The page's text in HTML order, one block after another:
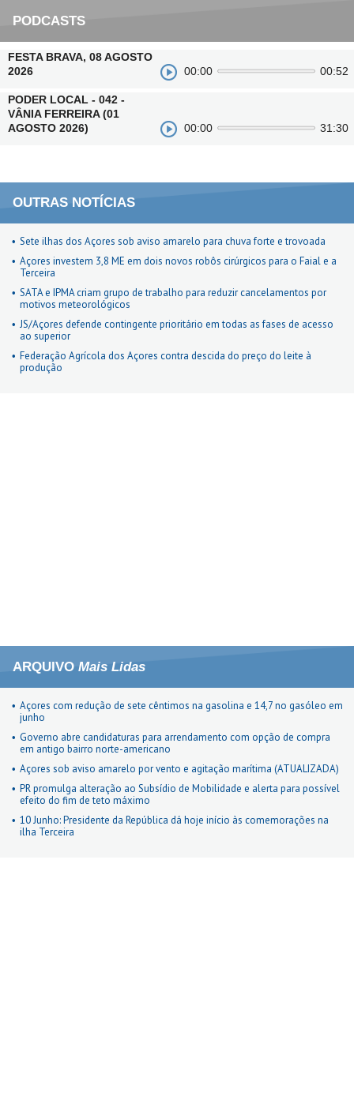
PODCASTS
FESTA BRAVA, 08 AGOSTO
2026
00:00 00:52
PODER LOCAL - 042 -
VÂNIA FERREIRA (01
AGOSTO 2026)
00:00 31:30
OUTRAS NOTÍCIAS
Sete ilhas dos Açores sob aviso amarelo para chuva forte e trovoada
Açores investem 3,8 ME em dois novos robôs cirúrgicos para o Faial e a
Terceira
SATA e IPMA criam grupo de trabalho para reduzir cancelamentos por
motivos meteorológicos
JS/Açores defende contingente prioritário em todas as fases de acesso
ao superior
Federação Agrícola dos Açores contra descida do preço do leite à
produção
ARQUIVO Mais Lidas
Açores com redução de sete cêntimos na gasolina e 14,7 no gasóleo em
junho
Governo abre candidaturas para arrendamento com opção de compra
em antigo bairro norte-americano
Açores sob aviso amarelo por vento e agitação marítima (ATUALIZADA)
PR promulga alteração ao Subsídio de Mobilidade e alerta para possível
efeito do fim de teto máximo
10 Junho: Presidente da República dá hoje início às comemorações na
ilha Terceira